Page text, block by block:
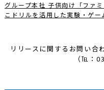
グループ本社 子供向け「ファ
こドリルを活用した実験・ゲ
リリースに関するお問い
（℡：